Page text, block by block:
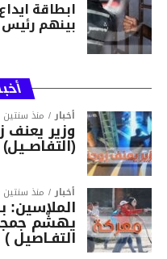
بينهم
أخبار منذ سنتين
وزير
(التفاصــيل)
أخبار منذ سنتين
يهشّم
التفـاصيل )